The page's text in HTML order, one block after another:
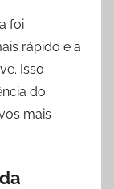
foi
rápido e a
Isso
do
mais